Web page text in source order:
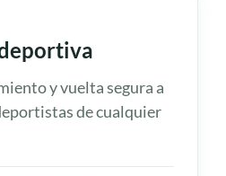
y vuelta segura a
de cualquier